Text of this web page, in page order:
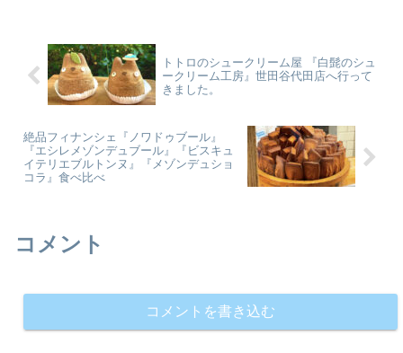
トトロのシュークリーム屋 『白髭のシュ
ークリーム工房』世田谷代田店へ行って
きました。
絶品フィナンシェ『ノワドゥブール』
『エシレメゾンデュブール』『ビスキュ
イテリエブルトンヌ』『メゾンデュショ
コラ』食べ比べ
コメント
コメントを書き込む